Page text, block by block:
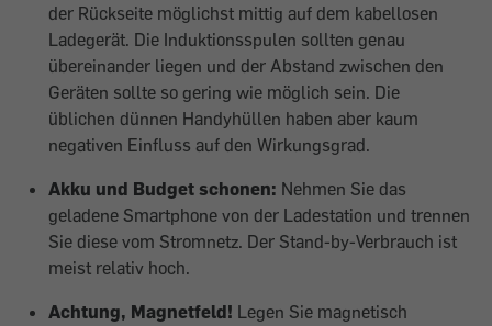
der Rückseite möglichst mittig auf dem kabellosen
Ladegerät. Die Induktionsspulen sollten genau
übereinander liegen und der Abstand zwischen den
Geräten sollte so gering wie möglich sein. Die
üblichen dünnen Handyhüllen haben aber kaum
negativen Einfluss auf den Wirkungsgrad.
Akku und Budget schonen: Nehmen Sie das
geladene Smartphone von der Ladestation und trennen
Sie diese vom Stromnetz. Der Stand-by-Verbrauch ist
meist relativ hoch.
Achtung, Magnetfeld! Legen Sie magnetisch